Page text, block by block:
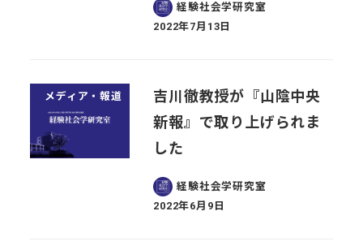
経験社会学研究室
投稿日
2022年7月13日
メディア・報道
吉川徹教授が『山陰中央
新報』で取り上げられま
した
経験社会学研究室
投稿日
2022年6月9日